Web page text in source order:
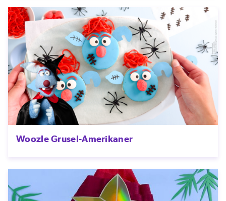
Woozle Grusel-Amerikaner